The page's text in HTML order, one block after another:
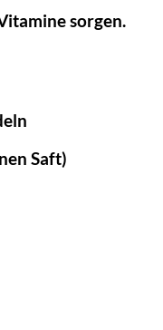
sorgen.
Saft)